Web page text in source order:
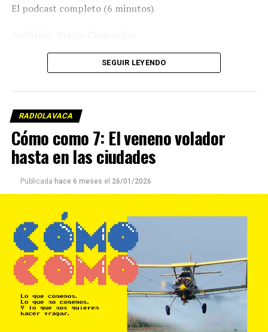
El podcast completo (6 minutos)
Edición y cocina sonora: Mariano Randazzo
►
SEGUIR LEYENDO
RADIOLAVACA
Cómo como 7: El veneno volador
hasta en las ciudades
Publicada hace 6 meses el 26/01/2026